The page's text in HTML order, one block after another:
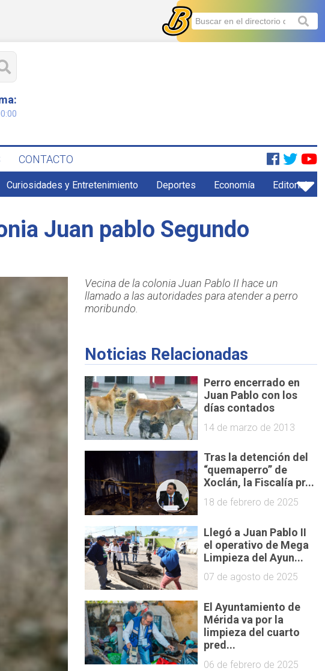
CONTACTO
Curiosidades y Entretenimiento Deportes Economía Editorial
Juan pablo Segundo
Vecina de la colonia Juan Pablo II hace un
llamado a las autoridades para atender a perro
moribundo.
Noticias Relacionadas
Perro encerrado en
Juan Pablo con los
días contados
14 de marzo de 2013
Tras la detención del
“quemaperro” de
Xoclán, la Fiscalía pr...
18 de febrero de 2025
Llegó a Juan Pablo II
el operativo de Mega
Limpieza del Ayun...
07 de agosto de 2025
El Ayuntamiento de
Mérida va por la
limpieza del cuarto
pred...
06 de febrero de 2025